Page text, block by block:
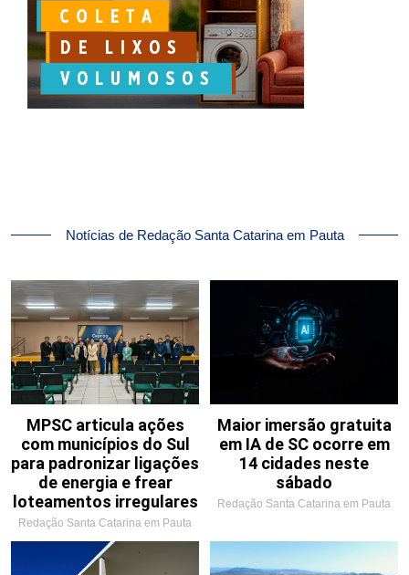
Notícias de Redação Santa Catarina em Pauta
MPSC articula ações
com municípios do Sul
para padronizar ligações
de energia e frear
loteamentos irregulares
Redação Santa Catarina em Pauta
Maior imersão gratuita
em IA de SC ocorre em
14 cidades neste
sábado
Redação Santa Catarina em Pauta